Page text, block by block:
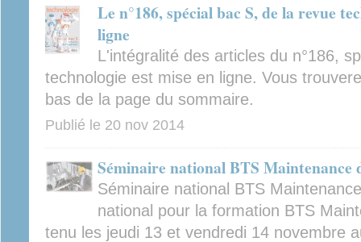
Le n°186, spécial bac S, de la revue
ligne
L'intégralité des articles du n°186,
technologie est mise en ligne. Vous
bas de la page du sommaire.
Publié le 20 nov 2014
Séminaire national BTS Maintenance
Séminaire national BTS
national pour la formation BTS
tenu les jeudi 13 et vendredi 14 novembre